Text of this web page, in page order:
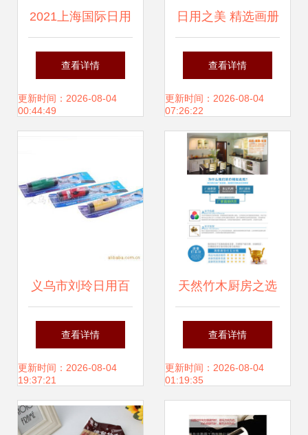
2021上海国际日用
百货商品博览会 洞
见消费新趋势，赋
查看详情
更新时间：2026-08-04
00:44:49
日用之美 精选画册
图片素材展现百货
生活艺术
查看详情
更新时间：2026-08-04
07:26:22
义乌市刘玲日用百
货商行探照灯产品
全览
查看详情
更新时间：2026-08-04
19:37:21
天然竹木厨房之选
磐安县洁雅日用品
厂洁雅榉木木铲详
查看详情
更新时间：2026-08-04
01:19:35